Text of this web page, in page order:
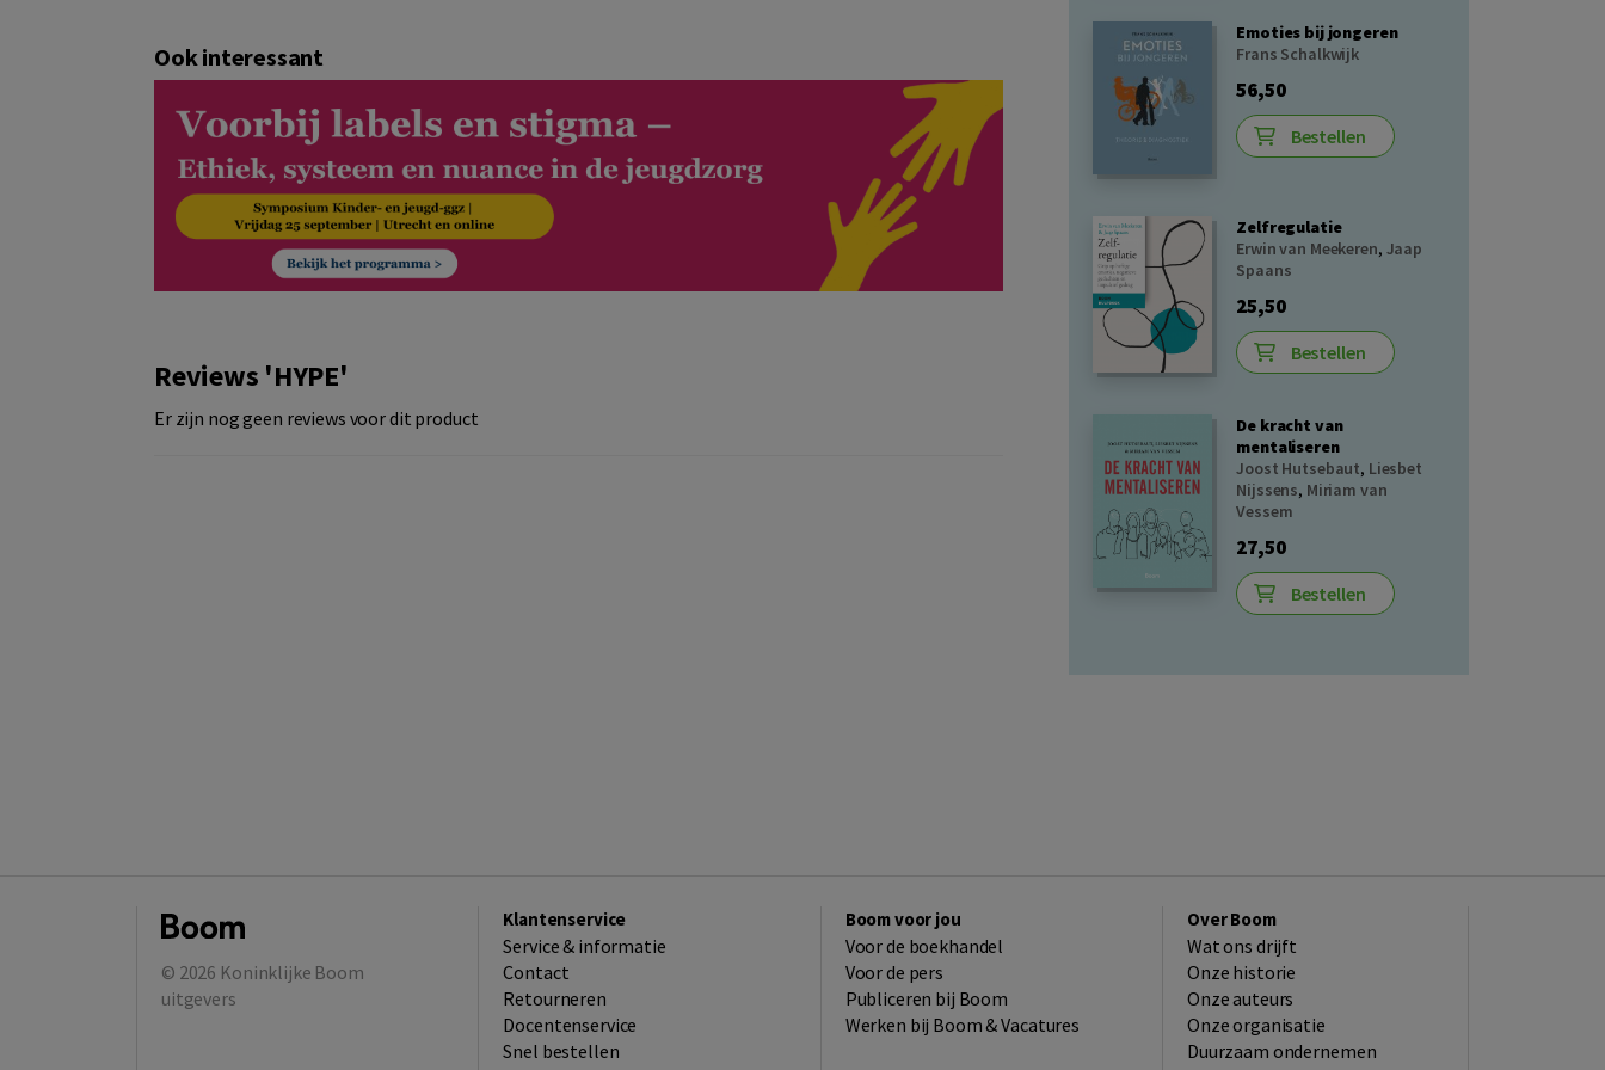
Ook interessant
Reviews 'HYPE'
Er zijn nog geen reviews voor dit product
Emoties bij jongeren
Frans Schalkwijk
56,50
Bestellen
Zelfregulatie
Erwin van Meekeren, Jaap
Spaans
25,50
Bestellen
De kracht van
mentaliseren
Joost Hutsebaut, Liesbet
Nijssens, Miriam van
Vessem
27,50
Bestellen
© 2026 Koninklijke Boom
uitgevers
Klantenservice
Service & informatie
Contact
Retourneren
Docentenservice
Snel bestellen
Boom voor jou
Voor de boekhandel
Voor de pers
Publiceren bij Boom
Werken bij Boom & Vacatures
Over Boom
Wat ons drijft
Onze historie
Onze auteurs
Onze organisatie
Duurzaam ondernemen